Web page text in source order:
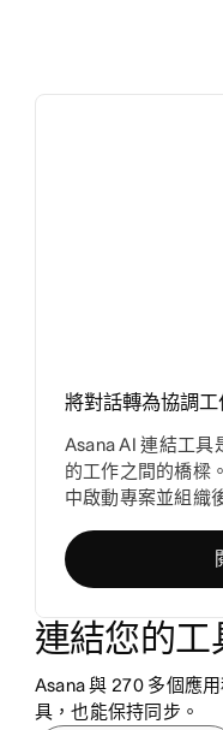
將對話轉為協調工
Asana AI 連結工具
的工作之間的橋樑
中啟動專案並組織
連結您的工
Asana 與 270 多個應
具，也能保持同步。